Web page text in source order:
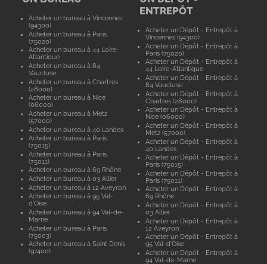
Acheter un bureau à Vincennes
(94300)
Acheter un bureau à Paris
(75020)
Acheter un bureau à 44 Loire-
Atlantique
Acheter un bureau à 84
Vaucluse
Acheter un bureau à Chartres
(28000)
Acheter un bureau à Nice
(06000)
Acheter un bureau à Metz
(57000)
Acheter un bureau à 40 Landes
Acheter un bureau à Paris
(75015)
Acheter un bureau à Paris
(75011)
Acheter un bureau à 69 Rhône
Acheter un bureau à 03 Allier
Acheter un bureau à 12 Aveyron
Acheter un bureau à 95 Val-
d'Oise
Acheter un bureau à 94 Val-de-
Marne
Acheter un bureau à Paris
(75003)
Acheter un bureau à Saint Denis
(97400)
ENTREPÔT
Acheter un Dépôt - Entrepôt à
Vincennes (94300)
Acheter un Dépôt - Entrepôt à
Paris (75020)
Acheter un Dépôt - Entrepôt à
44 Loire-Atlantique
Acheter un Dépôt - Entrepôt à
84 Vaucluse
Acheter un Dépôt - Entrepôt à
Chartres (28000)
Acheter un Dépôt - Entrepôt à
Nice (06000)
Acheter un Dépôt - Entrepôt à
Metz (57000)
Acheter un Dépôt - Entrepôt à
40 Landes
Acheter un Dépôt - Entrepôt à
Paris (75015)
Acheter un Dépôt - Entrepôt à
Paris (75011)
Acheter un Dépôt - Entrepôt à
69 Rhône
Acheter un Dépôt - Entrepôt à
03 Allier
Acheter un Dépôt - Entrepôt à
12 Aveyron
Acheter un Dépôt - Entrepôt à
95 Val-d'Oise
Acheter un Dépôt - Entrepôt à
94 Val-de-Marne